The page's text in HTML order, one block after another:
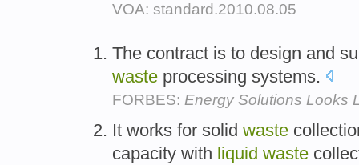
VOA: standard.2010.08.05
The contract is to design and
waste processing systems.
FORBES: Energy Solutions Looks
It works for solid waste
capacity with liquid waste